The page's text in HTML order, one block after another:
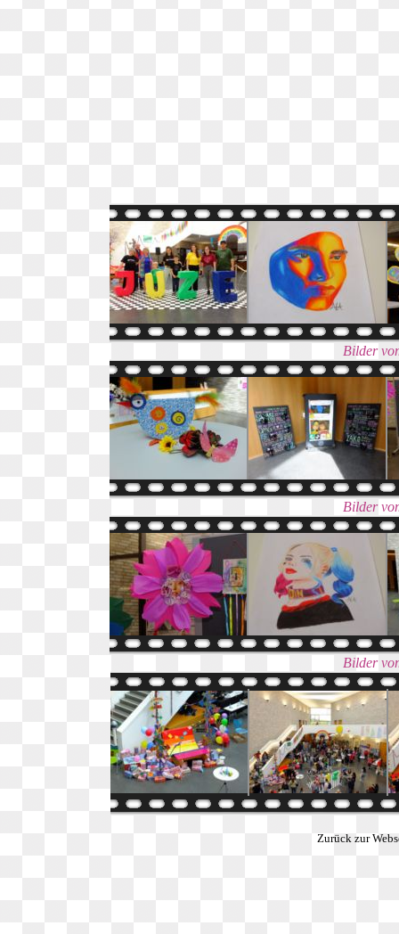
Bilder
Bilder
Bilder
Zurück zur